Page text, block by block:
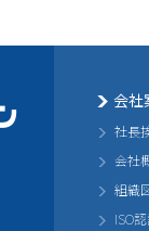
会社
社長
会社
組織
ISO